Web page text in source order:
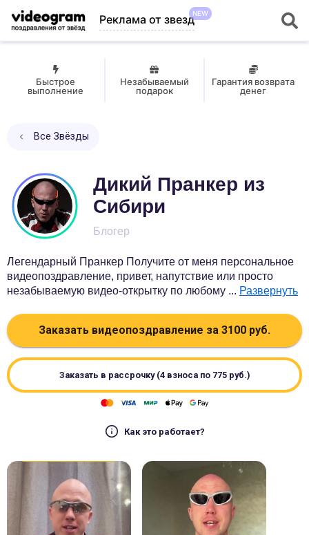
Реклама от звездNEW
Быстрое
выполнение
Незабываемый
подарок
Гарантия возврата
денег
Все Звёзды
Дикий Пранкер из
Сибири
Блогер
Легендарный Пранкер Получите от меня персональное
видеопоздравление, привет, напутствие или просто
незабываемую видео-открытку по любому ... Развернуть
Заказать видеопоздравление за 3100 руб.
Заказать в рассрочку (4 взноса по 775руб.)
Как это работает?